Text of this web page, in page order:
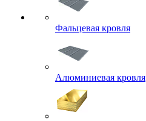
Фальцевая кровля
Алюминиевая кровля